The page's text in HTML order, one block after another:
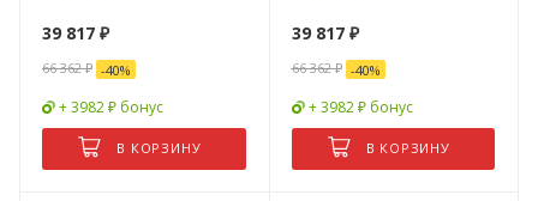
39 817 ₽
66 362₽ -40%
+ 3982 ₽ бонус
В КОРЗИНУ
39 817₽
66 362₽ -40%
+ 3982 ₽ бонус
В КОРЗИНУ